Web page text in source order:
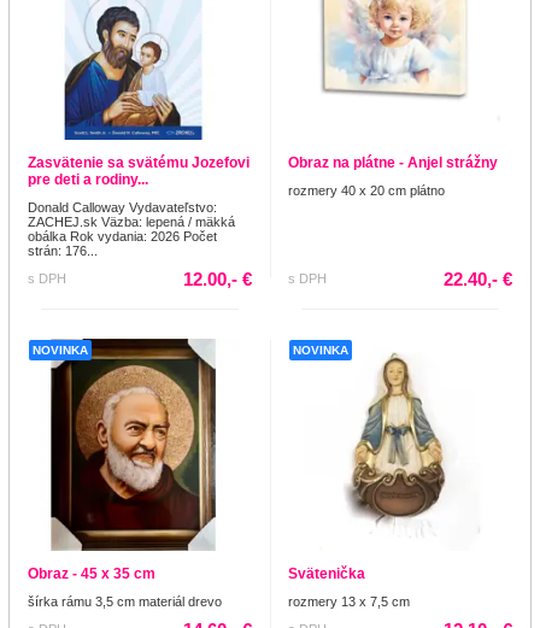
Zasvätenie sa svätému Jozefovi
pre deti a rodiny...
Donald Calloway Vydavateľstvo:
ZACHEJ.sk Väzba: lepená / mäkká
obálka Rok vydania: 2026 Počet
strán: 176...
s DPH
12.00,- €
Obraz na plátne - Anjel strážny
rozmery 40 x 20 cm plátno
s DPH 22.40,- €
NOVINKA
Obraz - 45 x 35 cm
šírka rámu 3,5 cm materiál drevo
NOVINKA
Svätenička
rozmery 13 x 7,5 cm